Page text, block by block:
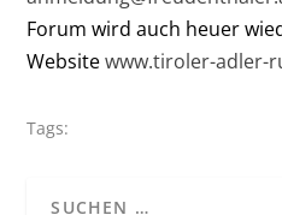
Forum wird auch heuer
Websitewww.tiroler-adler-
Tags: